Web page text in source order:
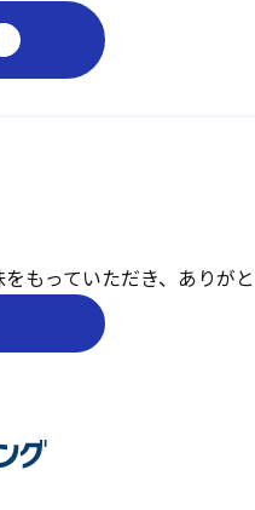
もっていただき、 ありが